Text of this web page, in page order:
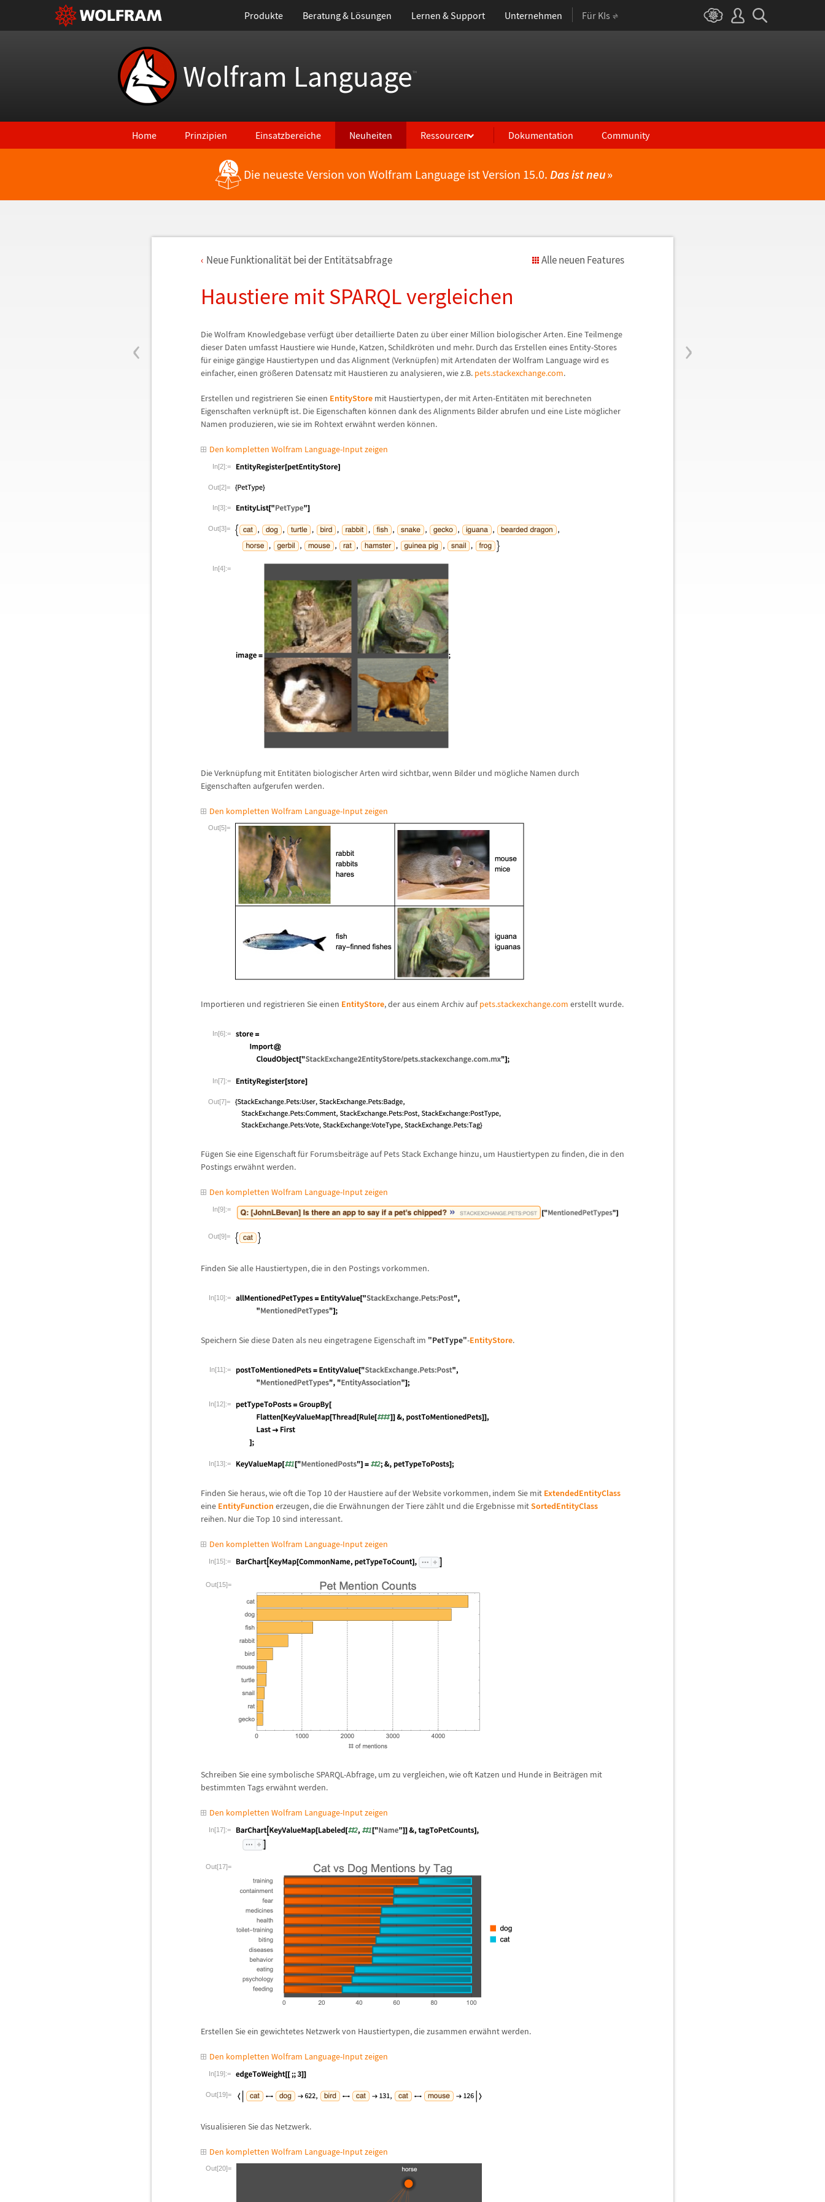
Produkte Beratung & Lösungen Lernen & Support Unternehmen Für KIs
Wolfram Language™
Home Prinzipien Einsatzbereiche Neuheiten Ressourcen Dokumentation Community
Die neueste Version von Wolfram Language ist Version 15.0. Das ist neu»
‹ ›
Neue Funktionalität bei der Entitätsabfrage Alle neuen Features
Haustiere mit SPARQL vergleichen
Die Wolfram Knowledgebase verfügt über detaillierte Daten zu über einer Million biologischer Arten. Eine Teilmenge
dieser Daten umfasst Haustiere wie Hunde, Katzen, Schildkröten und mehr. Durch das Erstellen eines Entity-Stores
für einige gängige Haustiertypen und das Alignment (Verknüpfen) mit Artendaten der Wolfram Language wird es
einfacher, einen größeren Datensatz mit Haustieren zu analysieren, wie z.B. pets.stackexchange.com.
Erstellen und registrieren Sie einen EntityStore mit Haustiertypen, der mit Arten-Entitäten mit berechneten
Eigenschaften verknüpft ist. Die Eigenschaften können dank des Alignments Bilder abrufen und eine Liste möglicher
Namen produzieren, wie sie im Rohtext erwähnt werden können.
Den kompletten Wolfram Language-Input zeigen
In[2]:=
Out[2]=
In[3]:=
Out[3]=
In[4]:=
Die Verknüpfung mit Entitäten biologischer Arten wird sichtbar, wenn Bilder und mögliche Namen durch
Eigenschaften aufgerufen werden.
Den kompletten Wolfram Language-Input zeigen
Out[5]=
Importieren und registrieren Sie einen EntityStore, der aus einem Archiv aufpets.stackexchange.com erstellt wurde.
In[6]:=
In[7]:=
Out[7]=
Fügen Sie eine Eigenschaft für Forumsbeiträge auf Pets Stack Exchange hinzu, um Haustiertypen zu finden, die in den
Postings erwähnt werden.
Den kompletten Wolfram Language-Input zeigen
In[9]:=
Out[9]=
Finden Sie alle Haustiertypen, die in den Postings vorkommen.
In[10]:=
Speichern Sie diese Daten als neu eingetragene Eigenschaft im "PetType"-EntityStore.
In[11]:=
In[12]:=
In[13]:=
Finden Sie heraus, wie oft die Top 10 der Haustiere auf der Website vorkommen, indem Sie mit ExtendedEntityClass
eine EntityFunction erzeugen, die die Erwähnungen der Tiere zählt und die Ergebnisse mitSortedEntityClass
reihen. Nur die Top 10 sind interessant.
Den kompletten Wolfram Language-Input zeigen
In[15]:=
Out[15]=
Schreiben Sie eine symbolische SPARQL-Abfrage, um zu vergleichen, wie oft Katzen und Hunde in Beiträgen mit
bestimmten Tags erwähnt werden.
Den kompletten Wolfram Language-Input zeigen
In[17]:=
Out[17]=
Erstellen Sie ein gewichtetes Netzwerk von Haustiertypen, die zusammen erwähnt werden.
Den kompletten Wolfram Language-Input zeigen
In[19]:=
Out[19]=
Visualisieren Sie das Netzwerk.
Den kompletten Wolfram Language-Input zeigen
Out[20]=